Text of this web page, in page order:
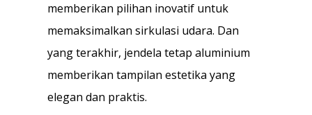
memberikan pilihan inovatif untuk
memaksimalkan sirkulasi udara. Dan
yang terakhir, jendela tetap aluminium
memberikan tampilan estetika yang
elegan dan praktis.